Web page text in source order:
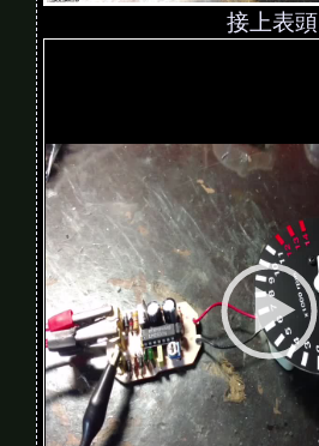
接上表頭
e
o
P
l
a
y
e